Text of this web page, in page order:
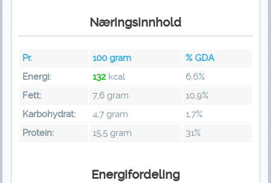
Næringsinnhold
Pr. 100gram
% GDA
Energi:
132kcal
6,6%
Fett:
7,6 gram
10,9%
Karbohydrat:
4,7 gram
1,7%
Protein:
15,5 gram 31%
Energifordeling